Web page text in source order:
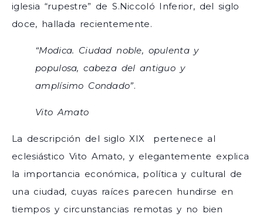
iglesia “rupestre” de S.Niccoló Inferior, del siglo
doce, hallada recientemente.
“Modica. Ciudad noble, opulenta y
populosa, cabeza del antiguo y
amplísimo Condado”.
Vito Amato
La descripción del siglo XIX pertenece al
eclesiástico Vito Amato, y elegantemente explica
la importancia económica, política y cultural de
una ciudad, cuyas raíces parecen hundirse en
tiempos y circunstancias remotas y no bien